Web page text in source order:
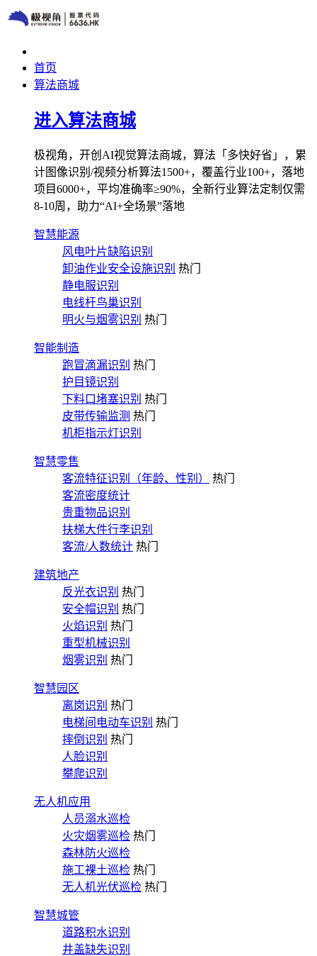
首页
算法商城
进入算法商城
极视角，开创AI视觉算法商城，算法「多快好省」，累
计图像识别/视频分析算法1500+，覆盖行业100+，落地
项目6000+，平均准确率≥90%，全新行业算法定制仅需
8-10周，助力“AI+全场景”落地
智慧能源
风电叶片缺陷识别
卸油作业安全设施识别 热门
静电服识别
电线杆鸟巢识别
明火与烟雾识别 热门
智能制造
跑冒滴漏识别 热门
护目镜识别
下料口堵塞识别 热门
皮带传输监测 热门
机柜指示灯识别
智慧零售
客流特征识别（年龄、性别）
热门
客流密度统计
贵重物品识别
扶梯大件行李识别
客流/人数统计 热门
建筑地产
反光衣识别 热门
安全帽识别 热门
火焰识别 热门
重型机械识别
烟雾识别 热门
智慧园区
离岗识别 热门
电梯间电动车识别 热门
摔倒识别 热门
人脸识别
攀爬识别
无人机应用
人员溺水巡检
火灾烟雾巡检 热门
森林防火巡检
施工裸土巡检 热门
无人机光伏巡检 热门
智慧城管
道路积水识别
井盖缺失识别